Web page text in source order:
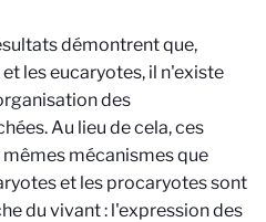
démontrent que,
les eucaryotes, il n'existe
des
Au lieu de cela, ces
mécanismes que
et les procaryotes sont
du vivant : l'expression des